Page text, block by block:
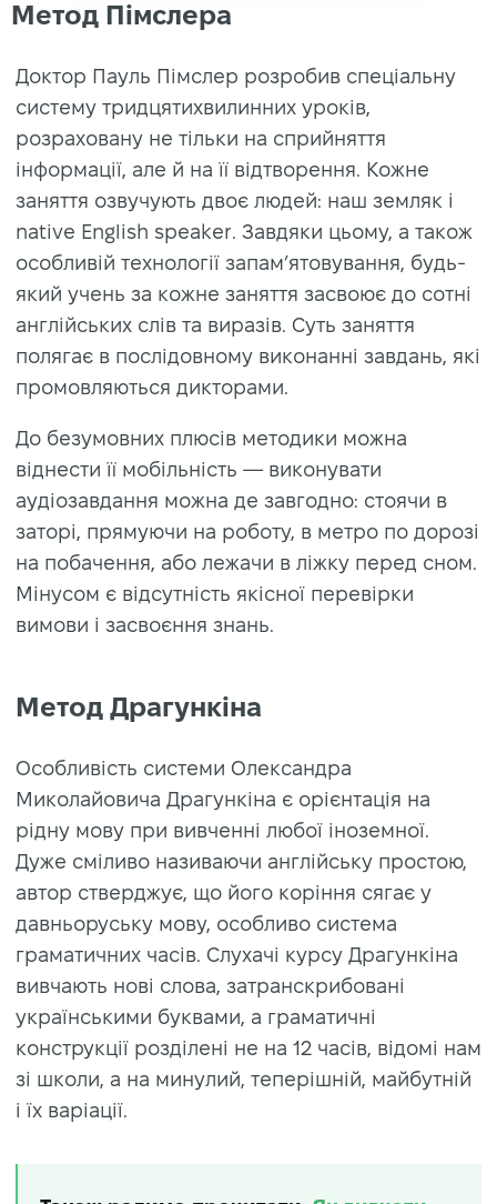
Метод Пімслера
Доктор Пауль Пімслер розробив спеціальну
систему тридцятихвилинних уроків,
розраховану не тільки на сприйняття
інформації, але й на її відтворення. Кожне
заняття озвучують двоє людей: наш земляк і
native English speaker. Завдяки цьому, а також
особливій технології запам’ятовування, будь-
який учень за кожне заняття засвоює до сотні
англійських слів та виразів. Суть заняття
полягає в послідовному виконанні завдань, які
промовляються дикторами.
До безумовних плюсів методики можна
віднести її мобільність — виконувати
аудіозавдання можна де завгодно: стоячи в
заторі, прямуючи на роботу, в метро по дорозі
на побачення, або лежачи в ліжку перед сном.
Мінусом є відсутність якісної перевірки
вимови і засвоєння знань.
Метод Драгункіна
Особливість системи Олександра
Миколайовича Драгункіна є орієнтація на
рідну мову при вивченні любої іноземної.
Дуже сміливо називаючи англійську простою,
автор стверджує, що його коріння сягає у
давньоруську мову, особливо система
граматичних часів. Слухачі курсу Драгункіна
вивчають нові слова, затранскрибовані
українськими буквами, а граматичні
конструкції розділені не на 12 часів, відомі нам
зі школи, а на минулий, теперішній, майбутній
і їх варіації.